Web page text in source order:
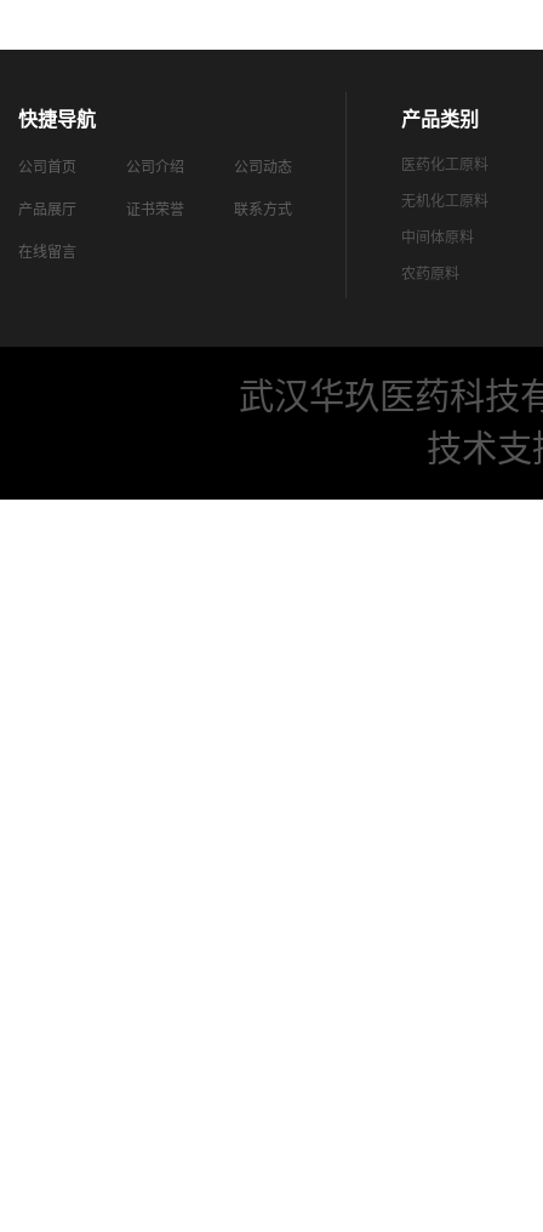
快捷导航
公司首页 公司介绍 公司动态
产品展厅 证书荣誉 联系方式
在线留言
产品类别
医药化工原料
无机化工原料
中间体原料
农药原料
武汉华玖医药科技
技术